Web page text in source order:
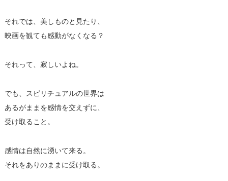
それでは、美しものと見たり、
映画を観ても感動がなくなる？
それって、寂しいよね。
でも、スピリチュアルの世界は
あるがままを感情を交えずに、
受け取ること。
感情は自然に湧いて来る。
それをありのままに受け取る。